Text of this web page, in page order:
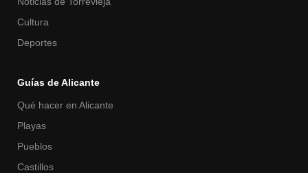
Cultura
Deportes
Guías de Alicante
Qué hacer en Alicante
Playas
Pueblos
Castillos